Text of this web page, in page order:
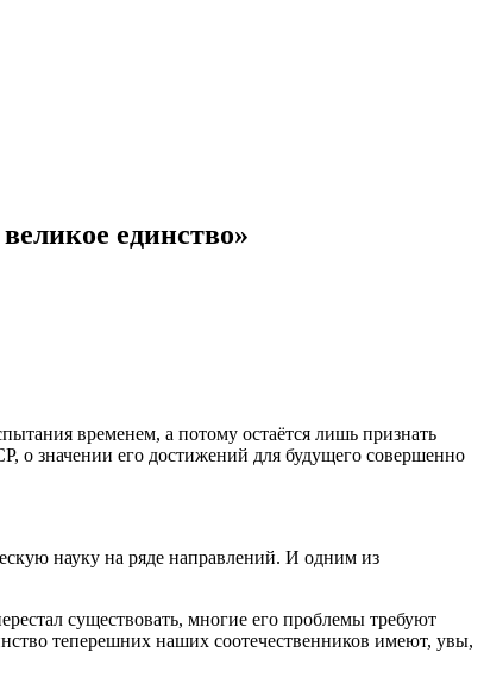
единство»
временем, а потому остаётся лишь признать
о значении его достижений для будущего совершенно
науку на ряде направлений. И одним из
существовать, многие его проблемы требуют
теперешних наших соотечественников имеют, увы,